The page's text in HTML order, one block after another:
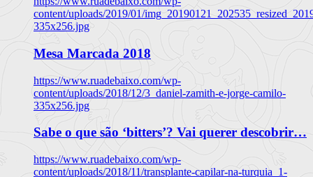
content/uploads/2019/01/
335x256.jpg
Mesa Marcada 2018
https://www.ruadebaixo.com/wp-
content/uploads/2018/12/3_daniel-zamith-e-jorge-camilo-
335x256.jpg
Sabe o que são ‘bitters’? Vai querer descobrir…
https://www.ruadebaixo.com/wp-
content/uploads/2018/11/transplante-capilar-na-turquia_1-